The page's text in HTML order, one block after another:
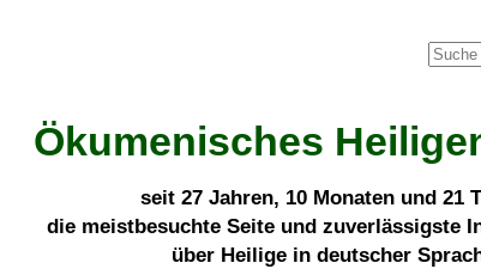
Ökumenisches
seit 27 Jahren, 10 Monaten und 21
die meistbesuchte Seite und zuverlässigste
über Heilige in deutscher